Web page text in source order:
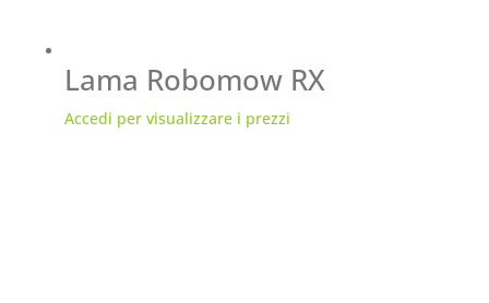
Lama Robomow RX
Accedi per visualizzare i prezzi